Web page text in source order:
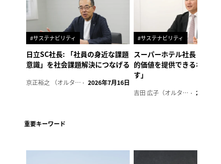
#サステナビリティ
日立SC社長: 「社員の身近な課題
意識」を社会課題解決につなげる
京正裕之 （オルタナ副編集長） 2026年7月16日
#サステナビリティ
スーパーホテル社長「地域
的価値を提供できるホテル
す」
吉田 広子（オルタナ輪番編集長） 2026年6
重要キーワード